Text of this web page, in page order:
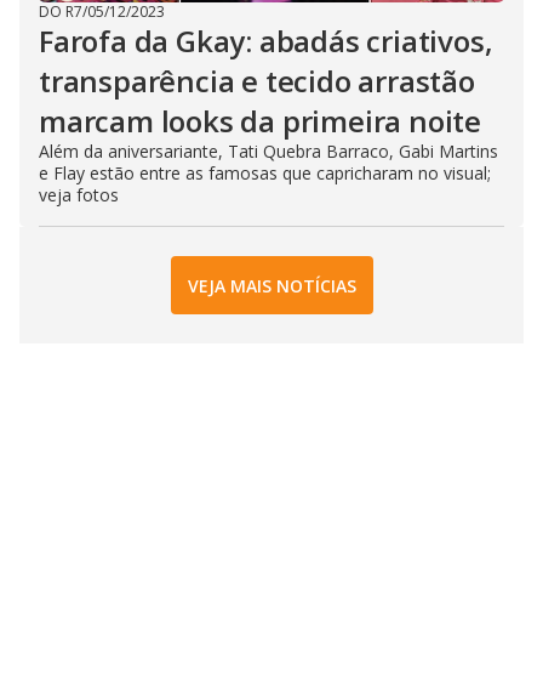
DO R7/05/12/2023
Farofa da Gkay: abadás criativos,
transparência e tecido arrastão
marcam looks da primeira noite
Além da aniversariante, Tati Quebra Barraco, Gabi Martins
e Flay estão entre as famosas que capricharam no visual;
veja fotos
VEJA MAIS NOTÍCIAS